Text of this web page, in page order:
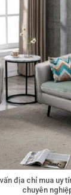
địa chỉ mua uy
chuyên